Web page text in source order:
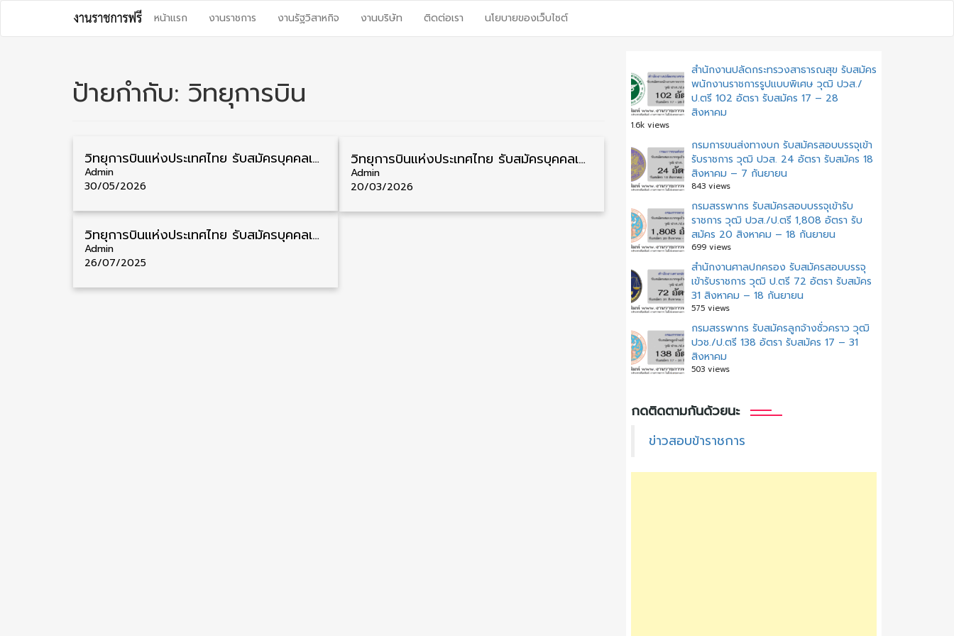
content
หน้าแรก งานราชการ งานรัฐวิสาหกิจ งานบริษัท ติดต่อเรา นโยบายของเว็บไซต์
ป้ายกำกับ: วิทยุการบิน
วิทยุการบินแห่งประเทศไทย รับสมัครบุคคลเพื่อเข้าปฏิบัติงาน วุฒิ ป.ตรี ทั่วประเทศ 184 อัตรา รับสมัคร 1 – 30 มิถุนายน
Admin
30/05/2026
วิทยุการบินแห่งประเทศไทย รับสมัครบุคคลเพื่อเข้าปฏิบัติงาน วุฒิ ป.ตรี 64 อัตรา รับสมัครตั้งแต่บัดนี้ – 10 เมษายน
Admin
20/03/2026
วิทยุการบินแห่งประเทศไทย รับสมัครบุคคลเพื่อเข้าปฏิบัติงาน วุฒิ ป.ตรี 180 อัตรา รับสมัคร 25 กรกฎาคม – 22 สิงหาคม
Admin
26/07/2025
สำนักงานปลัดกระทรวงสาธารณสุข รับสมัคร
พนักงานราชการรูปแบบพิเศษ วุฒิ ปวส./
ป.ตรี 102 อัตรา รับสมัคร 17 – 28
สิงหาคม
1.6k views
กรมการขนส่งทางบก รับสมัครสอบบรรจุเข้า
รับราชการ วุฒิ ปวส. 24 อัตรา รับสมัคร 18
สิงหาคม – 7 กันยายน
843 views
กรมสรรพากร รับสมัครสอบบรรจุเข้ารับ
ราชการ วุฒิ ปวส./ป.ตรี 1,808 อัตรา รับ
สมัคร 20 สิงหาคม – 18 กันยายน
699 views
สํานักงานศาลปกครอง รับสมัครสอบบรรจุ
เข้ารับราชการ วุฒิ ป.ตรี 72 อัตรา รับสมัคร
31 สิงหาคม – 18 กันยายน
575 views
กรมสรรพากร รับสมัครลูกจ้างชั่วคราว วุฒิ
ปวช./ป.ตรี 138 อัตรา รับสมัคร 17 – 31
สิงหาคม
503 views
กดติดตามกันด้วยนะ
ข่าวสอบข้าราชการ